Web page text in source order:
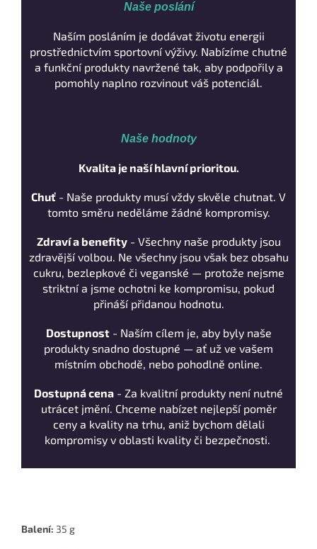
Naše poslání
Naším posláním je dodávat životu energii
prostřednictvím sportovní výživy. Nabízíme chutné
a funkční produkty navržené tak, aby podpořily a
pomohly naplno rozvinout váš potenciál.
Naše hodnoty
Kvalita je naší hlavní prioritou.
Chuť - Naše produkty musí vždy skvěle chutnat. V
tomto směru neděláme žádné kompromisy.
Zdraví a benefity- Všechny naše produkty jsou
zdravější volbou. Ne všechny jsou však bez obsahu
cukru, bezlepkové či veganské — protože nejsme
striktní a jsme ochotni ke kompromisu, pokud
přináší přidanou hodnotu.
Dostupnost- Naším cílem je, aby byly naše
produkty snadno dostupné — ať už ve vašem
místním obchodě, nebo pohodlně online.
Dostupná cena - Za kvalitní produkty není nutné
utrácet jmění. Chceme nabízet nejlepší poměr
ceny a kvality na trhu, aniž bychom dělali
kompromisy v oblasti kvality či bezpečnosti.
Balení: 35 g